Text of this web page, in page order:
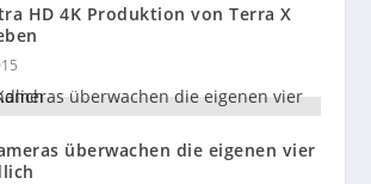
HD 4K Produktion von Terra X
überwachen die eigenen vier